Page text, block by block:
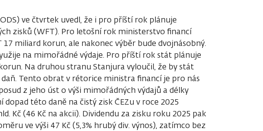
ve čtvrtek uvedl, že i pro příští rok plánuje
zisků (WFT). Pro letošní rok ministerstvo financí
miliard korun, ale nakonec výběr bude dvojnásobný.
na mimořádné výdaje. Pro příští rok stát plánuje
Na druhou stranu Stanjura vyloučil, že by stát
Tento obrat v rétorice ministra financí je pro nás
z jeho úst o výši mimořádných výdajů a délky
této daně na čistý zisk ČEZu v roce 2025
Kč (46 Kč na akcii). Dividendu za zisku roku 2025 pak
ve výši 47 Kč (5,3% hrubý div. výnos), zatímco bez